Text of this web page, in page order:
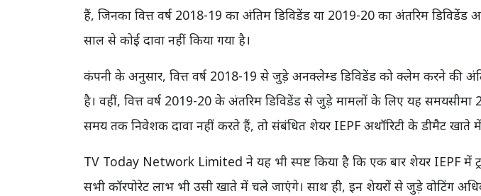
हैं, जिनका वित्त वर्ष 2018-19 का अंतिम डिविडेंड या 2019-20 का अंतरिम
साल से कोई दावा नहीं किया गया है।
कंपनी के अनुसार, वित्त वर्ष 2018-19 से जुड़े अनक्लेम्ड डिविडेंड को क्लेम करने की
है। वहीं, वित्त वर्ष 2019-20 के अंतरिम डिविडेंड से जुड़े मामलों के लिए यह
समय तक निवेशक दावा नहीं करते हैं, तो संबंधित शेयर IEPF अथॉरिटी के डीमैट खाते में
TV Today Network Limited ने यह भी स्पष्ट किया है कि एक बार शेयर IEPF में
सभी कॉरपोरेट लाभ भी उसी खाते में चले जाएंगे। साथ ही, इन शेयरों से जुड़े वोटिंग